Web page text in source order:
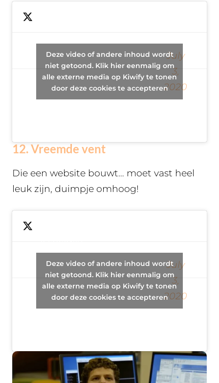
reads to his
grandson
while he’s
home sick,
— Cody
Wanner
(@codywanner)
July
3,
2020
Deze video of andere inhoud wordt
niet getoond. Klik hier eenmalig om
alle externe media op Kiwify te tonen
door deze cookies te accepteren
12. Vreemde vent
Die een website bouwt… moet vast heel
leuk zijn, duimpje omhoog!
awkard
dude
designs a
#Funisinfinite
✊????✊????
✊????????
(@SpideParker)
July
3,
2020
Deze video of andere inhoud wordt
niet getoond. Klik hier eenmalig om
alle externe media op Kiwify te tonen
door deze cookies te accepteren